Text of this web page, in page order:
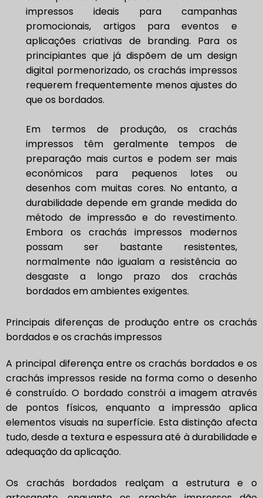
impressos ideais para campanhas
promocionais, artigos para eventos e
aplicações criativas de branding. Para os
principiantes que já dispõem de um design
digital pormenorizado, os crachás impressos
requerem frequentemente menos ajustes do
que os bordados.
Em termos de produção, os crachás
impressos têm geralmente tempos de
preparação mais curtos e podem ser mais
económicos para pequenos lotes ou
desenhos com muitas cores. No entanto, a
durabilidade depende em grande medida do
método de impressão e do revestimento.
Embora os crachás impressos modernos
possam ser bastante resistentes,
normalmente não igualam a resistência ao
desgaste a longo prazo dos crachás
bordados em ambientes exigentes.
Principais diferenças de produção entre os crachás
bordados e os crachás impressos
A principal diferença entre os crachás bordados e os
crachás impressos reside na forma como o desenho
é construído. O bordado constrói a imagem através
de pontos físicos, enquanto a impressão aplica
elementos visuais na superfície. Esta distinção afecta
tudo, desde a textura e espessura até à durabilidade e
adequação da aplicação.
Os crachás bordados realçam a estrutura e o